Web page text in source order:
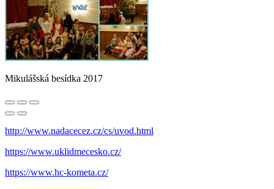
Mikulášská besídka 2017
http://www.nadacecez.cz/cs/uvod.html
https://www.uklidmecesko.cz/
https://www.hc-kometa.cz/